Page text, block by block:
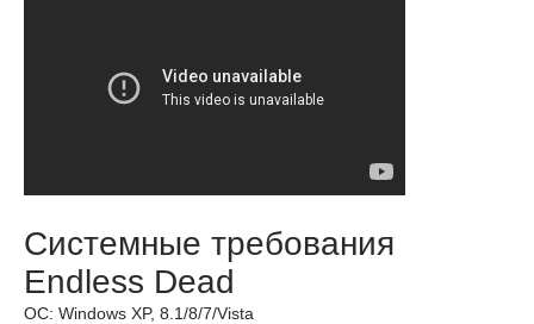
Системные требования
Endless Dead
ОС: Windows XP, 8.1/8/7/Vista